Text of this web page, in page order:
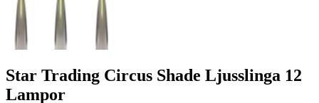
Star Trading Circus Shade Ljusslinga 12
Lampor